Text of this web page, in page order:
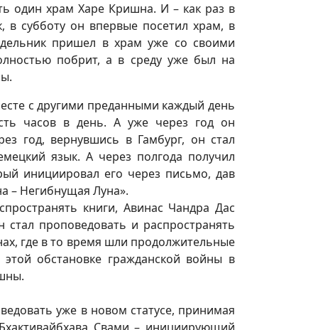
один храм Харе Кришна. И – как раз в
в субботу он впервые посетил храм, в
пришел в храм уже со своими
побрит, а в среду уже был на
с другими преданными каждый день
часов в день. А уже через год он
год, вернувшись в Гамбург, он стал
язык. А через полгода получил
инициировал его через письмо, дав
– Негибнущая Луна».
книги, Авинас Чандра Дас
стал проповедовать и распространять
где в то время шли продолжительные
обстановке гражданской войны в
уже в новом статусе, принимая